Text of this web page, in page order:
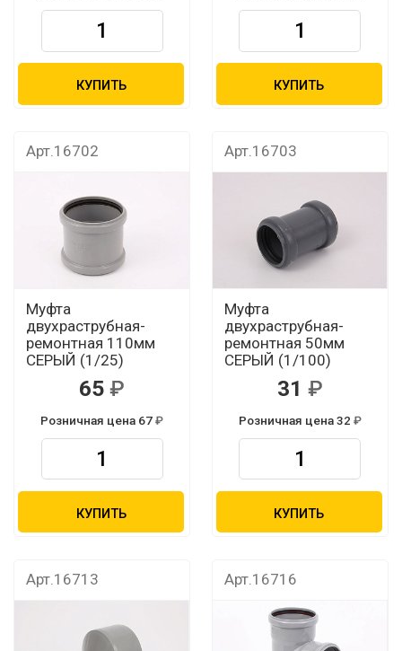
КУПИТЬ КУПИТЬ
Арт.16702
Муфта
двухраструбная-
ремонтная 110мм
СЕРЫЙ (1/25)
65
Розничная цена 67
КУПИТЬ
Арт.16703
Муфта
двухраструбная-
ремонтная 50мм
СЕРЫЙ (1/100)
31
Розничная цена 32
КУПИТЬ
Арт.16713 Арт.16716